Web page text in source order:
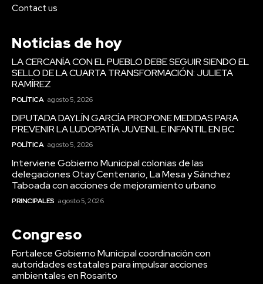
Contact us
Noticias de hoy
LA CERCANÍA CON EL PUEBLO DEBE SEGUIR SIENDO EL
SELLO DE LA CUARTA TRANSFORMACIÓN: JULIETA
RAMÍREZ
POLÍTICA agosto 5, 2026
DIPUTADA DAYLÍN GARCÍA PROPONE MEDIDAS PARA
PREVENIR LA LUDOPATÍA JUVENIL E INFANTIL EN BC
POLÍTICA agosto 5, 2026
Interviene Gobierno Municipal colonias de las
delegaciones Otay Centenario, La Mesa y Sánchez
Taboada con acciones de mejoramiento urbano
PRINCIPALES agosto 5, 2026
Congreso
Fortalece Gobierno Municipal coordinación con
autoridades estatales para impulsar acciones
ambientales en Rosarito